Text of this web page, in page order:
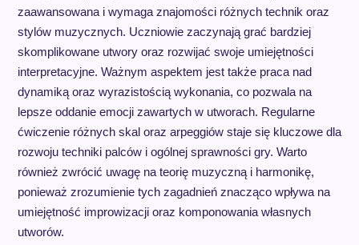
zaawansowana i wymaga znajomości różnych technik oraz
stylów muzycznych. Uczniowie zaczynają grać bardziej
skomplikowane utwory oraz rozwijać swoje umiejętności
interpretacyjne. Ważnym aspektem jest także praca nad
dynamiką oraz wyrazistością wykonania, co pozwala na
lepsze oddanie emocji zawartych w utworach. Regularne
ćwiczenie różnych skal oraz arpeggiów staje się kluczowe dla
rozwoju techniki palców i ogólnej sprawności gry. Warto
również zwrócić uwagę na teorię muzyczną i harmonikę,
ponieważ zrozumienie tych zagadnień znacząco wpływa na
umiejętność improwizacji oraz komponowania własnych
utworów.